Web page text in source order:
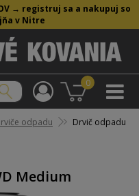
→ registruj sa a nakupuj so
v Nitre
0
odpadu
Drvič odpadu
Medium